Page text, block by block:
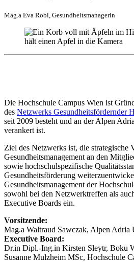
Mag.a Eva Robl, Gesundheitsmanagerin
Die Hochschule Campus Wien ist
des Netzwerks Gesundheitsfördernder
seit 2009 besteht und an der Alpen
verankert ist.
Ziel des Netzwerks ist, die strategische
Gesundheitsmanagement an den
sowie hochschulspezifische
Gesundheitsförderung
Gesundheitsmanagement der
sowohl bei den Netzwerktreffen als
Executive Boards ein.
Vorsitzende:
Mag.a Waltraud Sawczak, Alpen Adria
Executive Board:
Dr.in Dipl.-Ing.in Kirsten Sleytr, Boku
Susanne Mulzheim MSc, Hochschule